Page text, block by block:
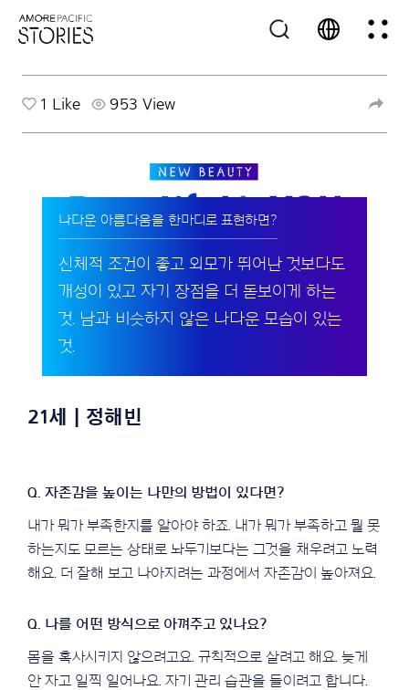
1 Like 953 View
나다운 아름다움을 한마디로 표현하면?
신체적 조건이 좋고 외모가 뛰어난 것보다도
개성이 있고 자기 장점을 더 돋보이게 하는
것. 남과 비슷하지 않은 나다운 모습이 있는
것.
21세 | 정해빈
내가 뭐가 부족한지를 알아야 하죠. 내가 뭐가 부족하고 뭘 못
하는지도 모르는 상태로 놔두기보다는 그것을 채우려고 노력
해요. 더 잘해 보고 나아지려는 과정에서 자존감이 높아져요.
몸을 혹사시키지 않으려고요. 규칙적으로 살려고 해요. 늦게
안 자고 일찍 일어나요. 자기 관리 습관을 들이려고 합니다.